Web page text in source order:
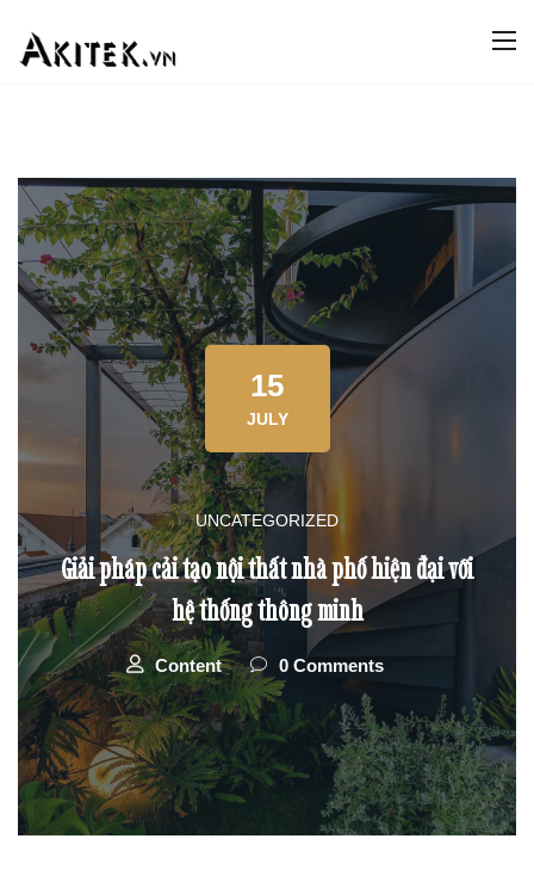
15
JULY
UNCATEGORIZED
Giải pháp cải tạo nội thất nhà phố hiện đại với
hệ thống thông minh
Content 0 Comments